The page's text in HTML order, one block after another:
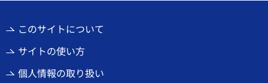
このサイトについて
サイトの使い方
個人情報の取り扱い